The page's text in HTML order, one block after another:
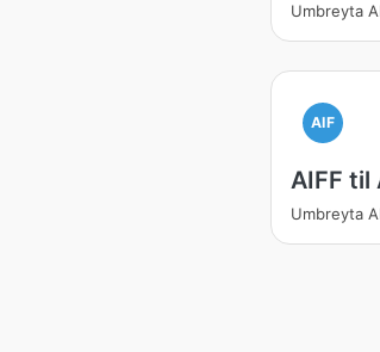
Umbreyta
AIF
AIFF til
Umbreyta